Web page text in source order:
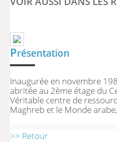
Présentation
Inaugurée en novembre
abritée au 2ème étage du
Véritable centre de
Maghreb et le Monde
>> Retour